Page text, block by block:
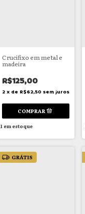
Crucifixo em metal e
madeira
R$125,00
2 x de R$62,50 sem juros
1em estoque
GRÁTIS